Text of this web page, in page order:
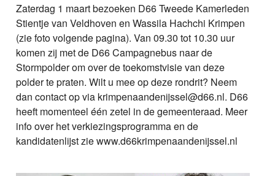
Zaterdag 1 maart bezoeken D66 Tweede Kamerleden
Stientje van Veldhoven en Wassila Hachchi Krimpen
(zie foto volgende pagina). Van 09.30 tot 10.30 uur
komen zij met de D66 Campagnebus naar de
Stormpolder om over de toekomstvisie van deze
polder te praten. Wilt u mee op deze rondrit? Neem
dan contact op via krimpenaandenijssel@d66.nl. D66
heeft momenteel één zetel in de gemeenteraad. Meer
info over het verkiezingsprogramma en de
kandidatenlijst zie www.d66krimpenaandenijssel.nl